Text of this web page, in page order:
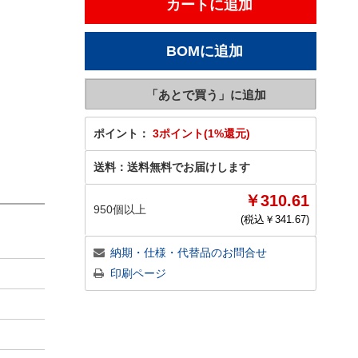
ポイント： 3ポイント(1%還元)
送料： 送料無料でお届けします
950個以上 ￥310.61
(税込￥ 341.67)
納期・仕様・代替品のお問合せ
印刷ページ